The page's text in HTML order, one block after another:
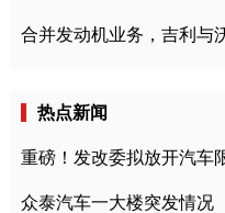
合并发动机业务，吉利与
热点新闻
重磅！发改委拟放开汽车
众泰汽车一大楼突发情况